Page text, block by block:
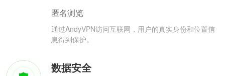
匿名浏览
通过AndyVPN访问互联网，用户的真实身份和位置信
息得到保护。
数据安全